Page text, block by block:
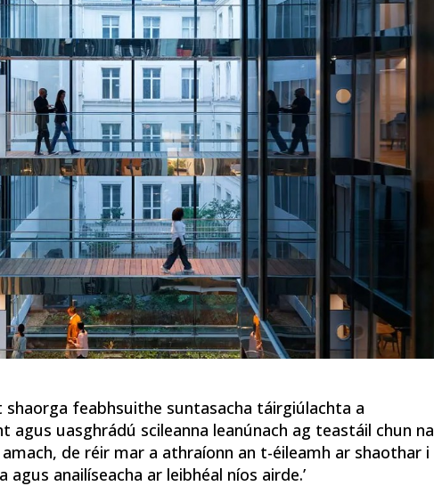
shaorga feabhsuithe suntasacha táirgiúlachta a
agus uasghrádú scileanna leanúnach ag teastáil chun na
de réir mar a athraíonn an t-éileamh ar shaothar i
anailíseacha ar leibhéal níos airde.’